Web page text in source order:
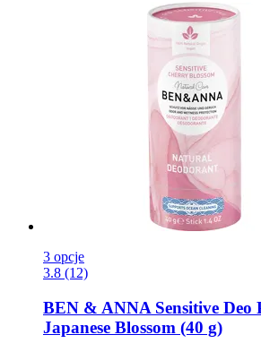
3 opcje
3.8 (12)
BEN & ANNA Sensitive Deo
Japanese Blossom (40 g)